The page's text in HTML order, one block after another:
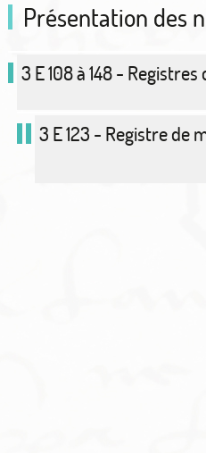
Présentation des
3 E 108 à 148 -
3 E 123 - Registre de